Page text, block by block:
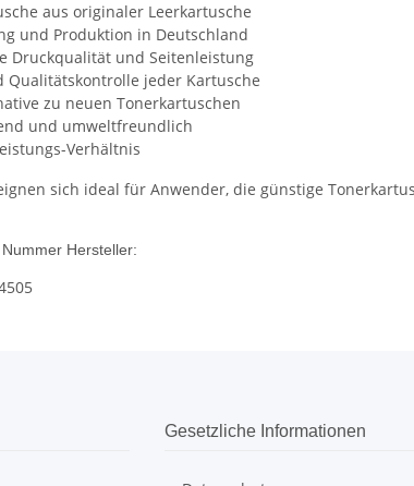
aus originaler Leerkartusche
und Produktion in Deutschland
Druckqualität und Seitenleistung
Qualitätskontrolle jeder Kartusche
zu neuen Tonerkartuschen
und umweltfreundlich
Verhältnis
sich ideal für Anwender, die günstige
Hersteller:
Gesetzliche Informationen